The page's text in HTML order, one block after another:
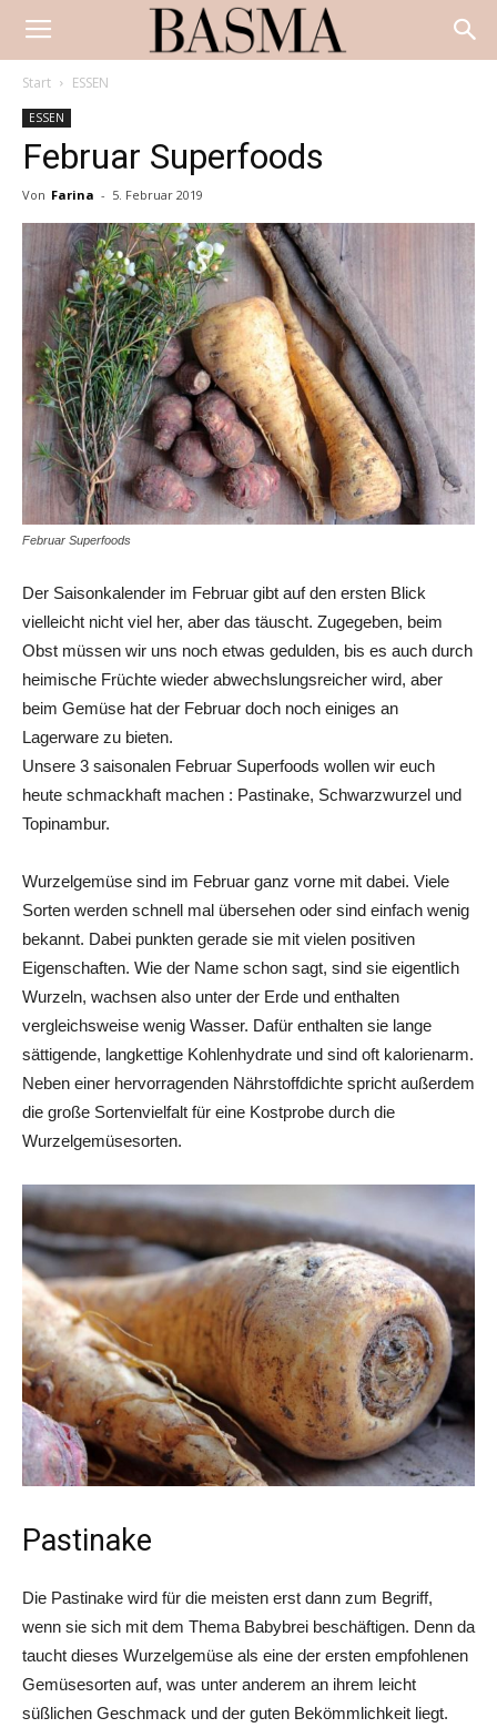
Start ESSEN
ESSEN
Februar Superfoods
Von Farina - 5. Februar 2019
Februar Superfoods
Der Saisonkalender im Februar gibt auf den ersten Blick
vielleicht nicht viel her, aber das täuscht. Zugegeben, beim
Obst müssen wir uns noch etwas gedulden, bis es auch durch
heimische Früchte wieder abwechslungsreicher wird, aber
beim Gemüse hat der Februar doch noch einiges an
Lagerware zu bieten.
Unsere 3 saisonalen Februar Superfoods wollen wir euch
heute schmackhaft machen : Pastinake, Schwarzwurzel und
Topinambur.
Wurzelgemüse sind im Februar ganz vorne mit dabei. Viele
Sorten werden schnell mal übersehen oder sind einfach wenig
bekannt. Dabei punkten gerade sie mit vielen positiven
Eigenschaften. Wie der Name schon sagt, sind sie eigentlich
Wurzeln, wachsen also unter der Erde und enthalten
vergleichsweise wenig Wasser. Dafür enthalten sie lange
sättigende, langkettige Kohlenhydrate und sind oft kalorienarm.
Neben einer hervorragenden Nährstoffdichte spricht außerdem
die große Sortenvielfalt für eine Kostprobe durch die
Wurzelgemüsesorten.
Pastinake
Die Pastinake wird für die meisten erst dann zum Begriff,
wenn sie sich mit dem Thema Babybrei beschäftigen. Denn da
taucht dieses Wurzelgemüse als eine der ersten empfohlenen
Gemüsesorten auf, was unter anderem an ihrem leicht
süßlichen Geschmack und der guten Bekömmlichkeit liegt.